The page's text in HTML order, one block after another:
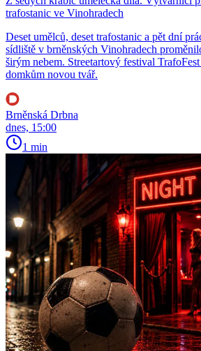
trafostanic ve Vinohradech
Deset umělců, deset trafostanic a pět dní
sídliště v brněnských Vinohradech
širým nebem. Streetartový festival
domkům novou tvář.
Brněnská Drbna
dnes, 15:00
1 min